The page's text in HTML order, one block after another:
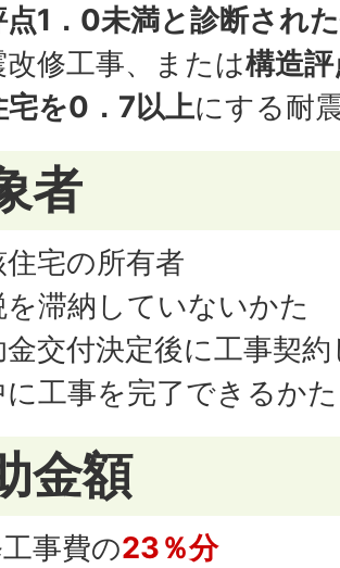
点1．0未満と診断され
改修工事、または構造
宅を0．7以上にする耐
者
住宅の所有者
を滞納していないかた
金交付決定後に工事契
に工事を完了できるかた
金額
事費の23％分